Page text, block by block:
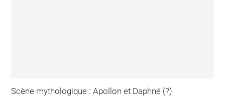
Scène mythologique : Apollon et Daphné (?)